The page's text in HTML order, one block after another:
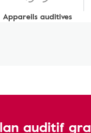
Appareils auditives
auditif